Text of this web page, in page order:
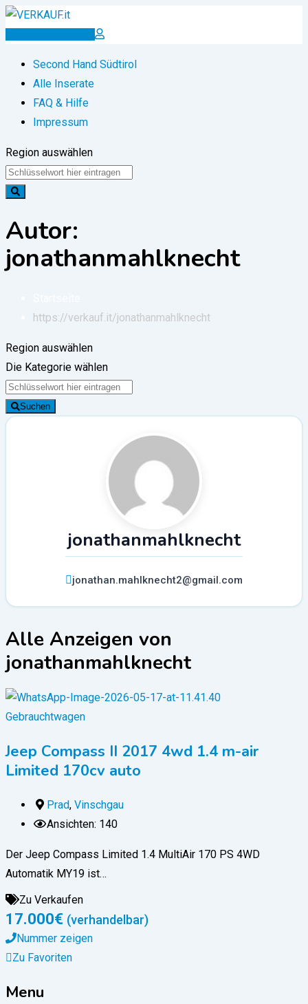
Zum
Inserat erstellen
Second Hand Südtirol
Alle Inserate
FAQ & Hilfe
Impressum
Region auswählen
Autor:
jonathanmahlknecht
https://verkauf.it/jonathanmahlknecht
Region auswählen
Die Kategorie wählen
Suchen
jonathanmahlknecht
jonathan.mahlknecht2@gmail.com
Alle Anzeigen von
jonathanmahlknecht
Gebrauchtwagen
Jeep Compass II 2017 4wd 1.4 m-air
Limited 170cv auto
Prad, Vinschgau
Ansichten: 140
Der Jeep Compass Limited 1.4 MultiAir 170 PS 4WD
Automatik MY19 ist…
Zu Verkaufen
17.000€ (verhandelbar)
Nummer zeigen
Zu Favoriten
Menu